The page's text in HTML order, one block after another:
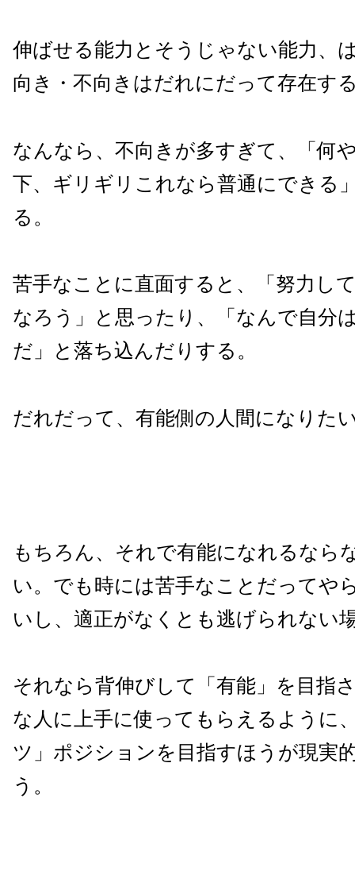
伸ばせる能力とそうじゃない能力、
向き・不向きはだれにだって存在す
なんなら、不向きが多すぎて、「何
下、ギリギリこれなら普通にできる
る。
苦手なことに直面すると、「努力し
なろう」と思ったり、「なんで自分
だ」と落ち込んだりする。
だれだって、有能側の人間になりた
もちろん、それで有能になれるなら
い。でも時には苦手なことだってや
いし、適正がなくとも逃げられない
それなら背伸びして「有能」を目指
な人に上手に使ってもらえるように
ツ」ポジションを目指すほうが現実
う。